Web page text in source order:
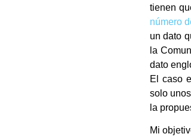
tienen
número
un dato
la
dato
El caso
solo
la
Mi